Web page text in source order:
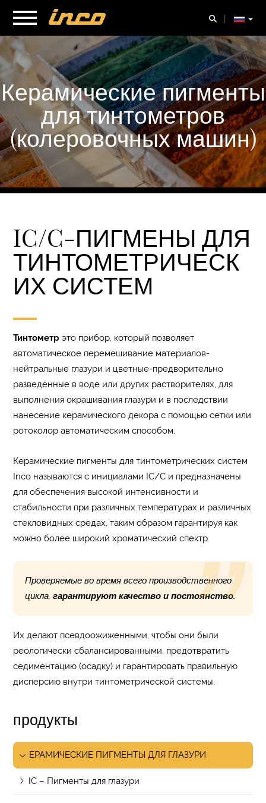
Керамические пигменты
для тинтометров
(колеровочных машин)
IC/C-ПИГМЕНЫ ДЛЯ
ТИНТОМЕТРИЧЕСК
ИХ СИСТЕМ
Тинтометр это прибор, который позволяет
автоматическое перемешивание материалов-
нейтральные глазури и цветные-предворительно
разведённые в воде или других растворителях, для
выполнения окрашивания глазури и в последствии
нанесение керамического декора с помощью сетки или
ротоколор автоматическим способом.
Керамические пигменты для тинтометрических систем
Inco называются с инициалами IC/C и предназначены
для обеспечения высокой интенсивности и
стабильности при различных температурах и различных
стекловидных средах, таким образом гарантируя как
можно более широкий хроматический спектр.
Проверяемые во время всего производственного
цикла,гарантируют качество и постоянство.
Их делают псевдоожиженными, чтобы они были
реологически сбалансированными, предотвратить
седиментацию (осадку) и гарантировать правильную
дисперсию внутри тинтометрической системы.
продукты
ЕРАМИЧЕСКИЕ ПИГМЕНТЫ ДЛЯ ГЛАЗУРИ
IC – Пигменты для глазури